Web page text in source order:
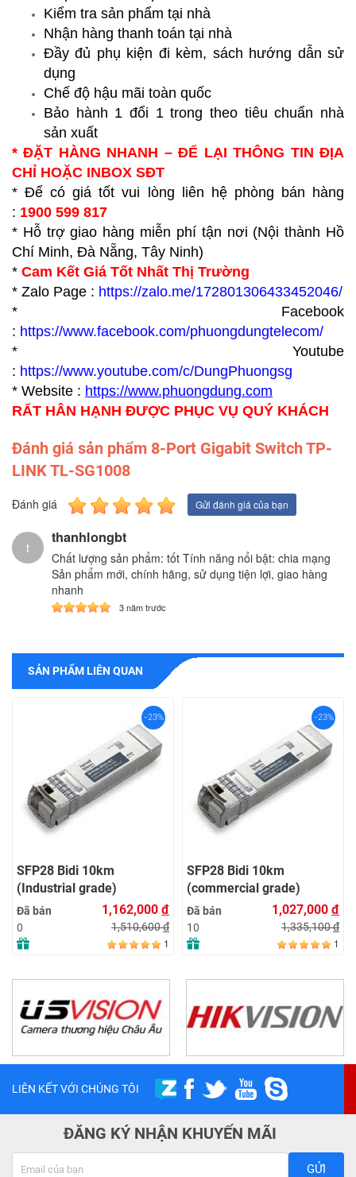
Kiểm tra sản phẩm tại nhà
Nhận hàng thanh toán tại nhà
Đầy đủ phụ kiện đi kèm, sách hướng dẫn sử
dụng
Chế độ hậu mãi toàn quốc
Bảo hành 1 đổi 1 trong theo tiêu chuẩn nhà
sản xuất
* ĐẶT HÀNG NHANH – ĐỂ LẠI THÔNG TIN ĐỊA
CHỈ HOẶC INBOX SĐT
* Để có giá tốt vui lòng liên hệ phòng bán hàng
: 1900 599 817
* Hỗ trợ giao hàng miễn phí tận nơi (Nội thành Hồ
Chí Minh, Đà Nẵng, Tây Ninh)
* Cam Kết Giá Tốt Nhất Thị Trường
* Zalo Page : https://zalo.me/172801306433452046/
* Facebook
: https://www.facebook.com/phuongdungtelecom/
* Youtube
: https://www.youtube.com/c/DungPhuongsg
* Website : https://www.phuongdung.com
RẤT HÂN HẠNH ĐƯỢC PHỤC VỤ QUÝ KHÁCH
Đánh giá sản phẩm 8-Port Gigabit Switch TP-
LINK TL-SG1008
Đánh giá Gửi đánh giá của bạn
t
thanhlongbt
Chất lượng sản phẩm: tốt Tính năng nổi bật: chia mạng
Sản phẩm mới, chính hãng, sử dụng tiện lợi, giao hàng
nhanh
3 năm trước
SẢN PHẨM LIÊN QUAN
10km
grade)
1,162,000
SFP28 Bidi 10km
(commercial grade)
Đã bán
10
1,027,000
155M SFP
Tx1550/
LC with
Đã bán
36
LIÊN KẾT VỚI CHÚNG TÔI
ĐĂNG KÝ NHẬN KHUYẾN MÃI
GỬI